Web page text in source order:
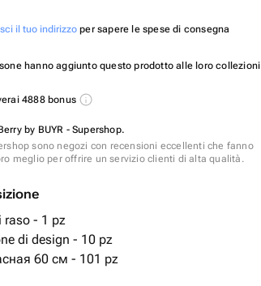
il tuo indirizzo per sapere le spese di consegna
hanno aggiunto questo prodotto alle loro collezioni
4888 bonus
by BUYR - Supershop.
sono negozi con recensioni eccellenti che fanno
meglio per offrire un servizio clienti di alta qualità.
raso - 1 pz
di design - 10 pz
60 см - 101 pz